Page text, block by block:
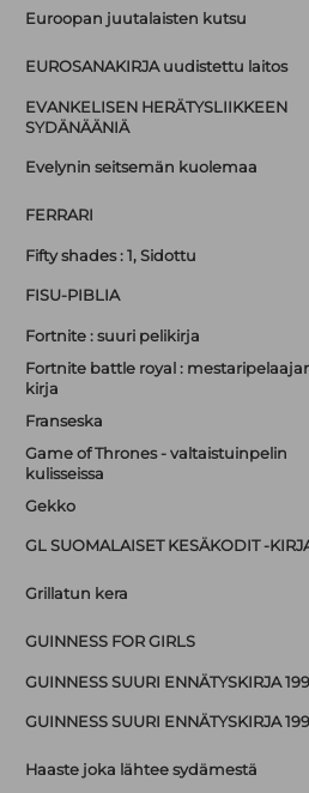
Euroopan juutalaisten kutsu
EUROSANAKIRJA uudistettu laitos
EVANKELISEN HERÄTYSLIIKKEEN
SYDÄNÄÄNIÄ
Evelynin seitsemän kuolemaa
FERRARI
Fifty shades : 1, Sidottu
FISU-PIBLIA
Fortnite : suuri pelikirja
Fortnite battle royal :
kirja
Franseska
Game of Thrones - valtaistuinpelin
kulisseissa
Gekko
GL SUOMALAISET KESÄKODIT -
Grillatun kera
GUINNESS FOR GIRLS
GUINNESS SUURI ENNÄTYSKIRJA
GUINNESS SUURI ENNÄTYSKIRJA
Haaste joka lähtee sydämestä